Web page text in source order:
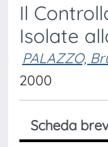
Il
Isolate
PALAZZO,
2000
Scheda